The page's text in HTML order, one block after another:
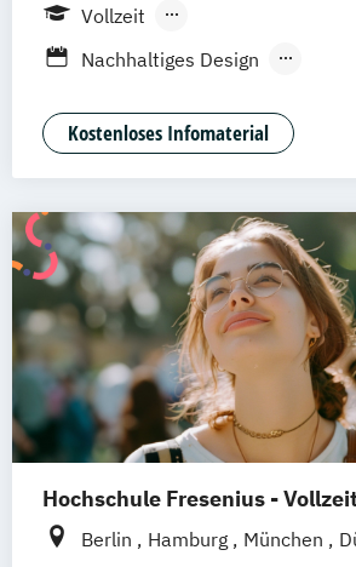
Vollzeit
Berufsbegleitendes
Nachhaltiges Design
Nachhaltiges Design
Nachhaltiges Design
Kostenloses Infomaterial
Hochschule Fresenius -
Berlin Hamburg München